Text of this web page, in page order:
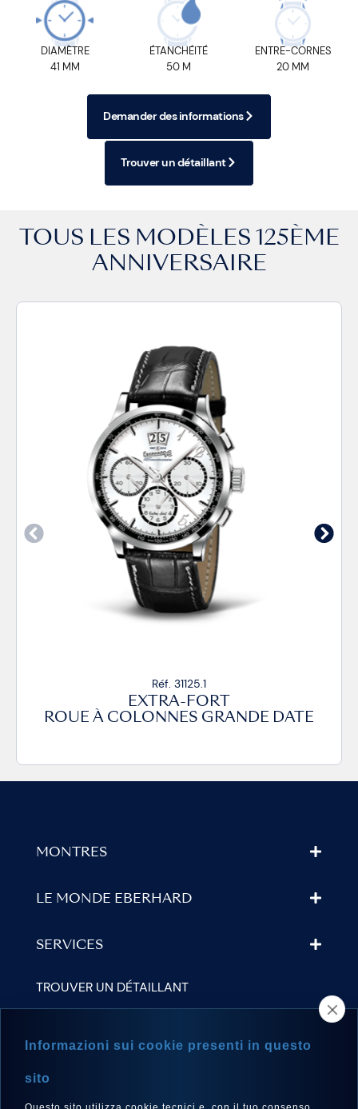
DIAMÈTRE
41 MM
ÉTANCHÉITÉ
50 M
ENTRE-CORNES
20 MM
Demander des informations
Trouver un détaillant
TOUS LES MODÈLES 125ÈME
ANNIVERSAIRE
Réf. 31125.1
EXTRA-FORT
ROUE À COLONNES GRANDE DATE
MONTRES
LE MONDE EBERHARD
SERVICES
TROUVER UN DÉTAILLANT
Informazioni sui cookie presenti in questo
sito